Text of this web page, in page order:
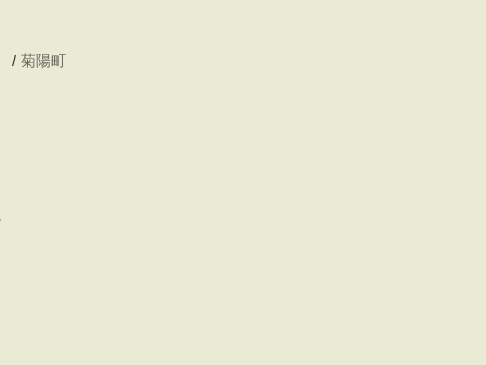
/ 菊陽町